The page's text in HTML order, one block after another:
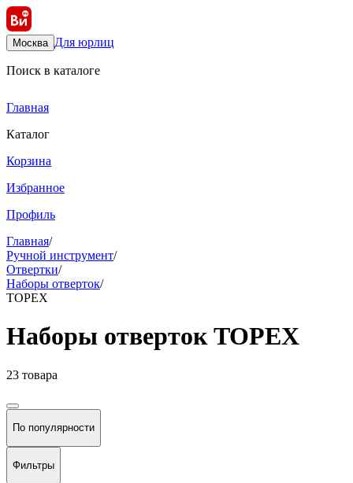
Москва Для юрлиц
Поиск в каталоге
Главная
Каталог
Корзина
Избранное
Профиль
Главная/
Ручной инструмент/
Отвертки/
Наборы отверток/
TOPEX
Наборы отверток TOPEX
23 товара
По популярности
Фильтры